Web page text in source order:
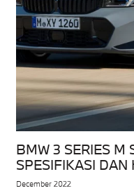
BMW 3 SERIES M
SPESIFIKASI DAN
December 2022